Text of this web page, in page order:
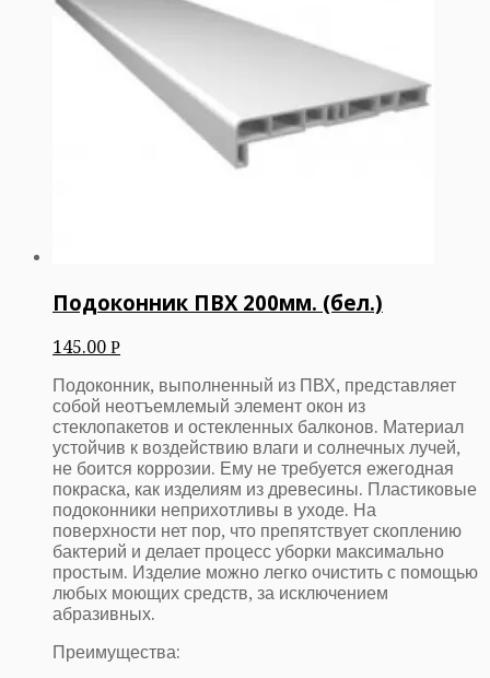
Подоконник ПВХ 200мм. (бел.)
145.00 Р
Подоконник, выполненный из ПВХ, представляет
собой неотъемлемый элемент окон из
стеклопакетов и остекленных балконов. Материал
устойчив к воздействию влаги и солнечных лучей,
не боится коррозии. Ему не требуется ежегодная
покраска, как изделиям из древесины. Пластиковые
подоконники неприхотливы в уходе. На
поверхности нет пор, что препятствует скоплению
бактерий и делает процесс уборки максимально
простым. Изделие можно легко очистить с помощью
любых моющих средств, за исключением
абразивных.
Преимущества: